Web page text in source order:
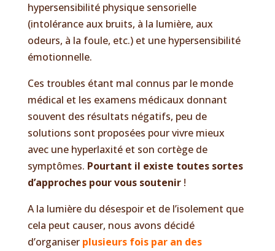
hypersensibilité physique sensorielle
(intolérance aux bruits, à la lumière, aux
odeurs, à la foule, etc.) et une hypersensibilité
émotionnelle.
Ces troubles étant mal connus par le monde
médical et les examens médicaux donnant
souvent des résultats négatifs, peu de
solutions sont proposées pour vivre mieux
avec une hyperlaxité et son cortège de
symptômes. Pourtant il existe toutes sortes
d’approches pour vous soutenir!
A la lumière du désespoir et de l’isolement que
cela peut causer, nous avons décidé
d’organiser plusieurs fois par an des